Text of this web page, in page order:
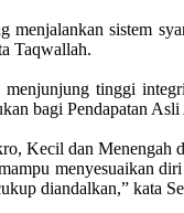
sistem
Taqwallah.
tinggi
bagi Pendapatan
Kecil dan
menyesuaikan
diandalkan,” kata